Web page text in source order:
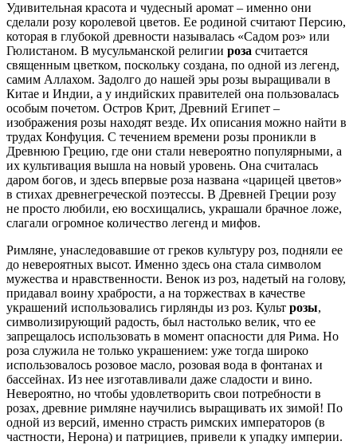
Удивительная красота и чудесный аромат – именно они
сделали розу королевой цветов. Ее родиной считают Персию,
которая в глубокой древности называлась «Садом роз» или
Гюлистаном. В мусульманской религии роза считается
священным цветком, поскольку создана, по одной из легенд,
самим Аллахом. Задолго до нашей эры розы выращивали в
Китае и Индии, а у индийских правителей она пользовалась
особым почетом. Остров Крит, Древний Египет –
изображения розы находят везде. Их описания можно найти в
трудах Конфуция. С течением времени розы проникли в
Древнюю Грецию, где они стали невероятно популярными, а
их культивация вышла на новый уровень. Она считалась
даром богов, и здесь впервые роза названа «царицей цветов»
в стихах древнегреческой поэтессы. В Древней Греции розу
не просто любили, ею восхищались, украшали брачное ложе,
слагали огромное количество легенд и мифов.
Римляне, унаследовавшие от греков культуру роз, подняли ее
до невероятных высот. Именно здесь она стала символом
мужества и нравственности. Венок из роз, надетый на голову,
придавал воину храбрости, а на торжествах в качестве
украшений использовались гирлянды из роз. Культ розы,
символизирующий радость, был настолько велик, что ее
запрещалось использовать в момент опасности для Рима. Но
роза служила не только украшением: уже тогда широко
использовалось розовое масло, розовая вода в фонтанах и
бассейнах. Из нее изготавливали даже сладости и вино.
Невероятно, но чтобы удовлетворить свои потребности в
розах, древние римляне научились выращивать их зимой! По
одной из версий, именно страсть римских императоров (в
частности, Нерона) и патрициев, привели к упадку империи.